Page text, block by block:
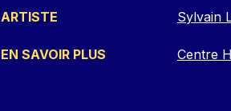
ARTISTE Sylvain
EN SAVOIR PLUS Centre